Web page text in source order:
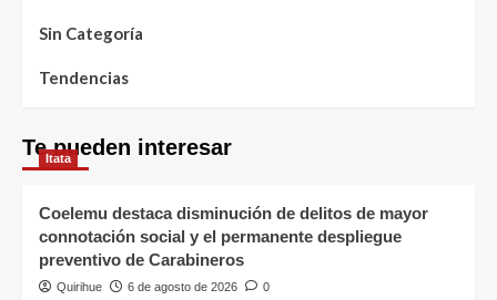
Sin Categoría
Tendencias
Te pueden interesar
Itata
Coelemu destaca disminución de delitos de mayor
connotación social y el permanente despliegue
preventivo de Carabineros
Quirihue 6 de agosto de 2026 0